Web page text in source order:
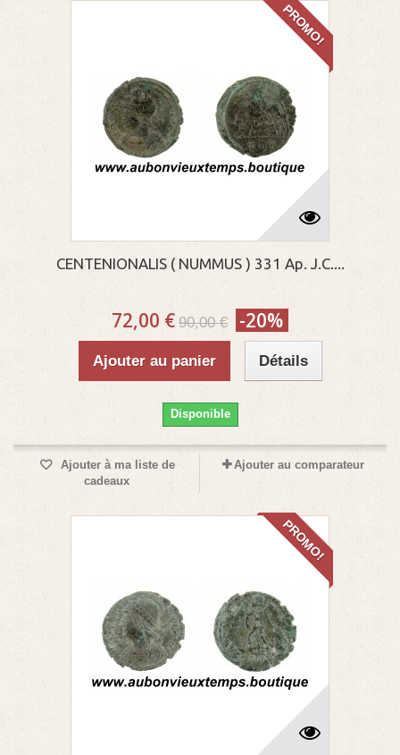
PROMO!
CENTENIONALIS ( NUMMUS ) 331 Ap. J.C....
72,00 € 90,00 € -20%
Ajouter au panier Détails
Disponible
Ajouter à ma liste de
cadeaux
Ajouter au comparateur
PROMO!